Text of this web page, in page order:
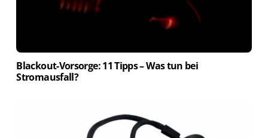
Blackout-Vorsorge: 11 Tipps – Was tun bei
Stromausfall?